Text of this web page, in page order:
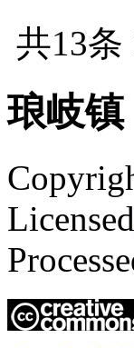
共13条
琅岐镇
Licensed